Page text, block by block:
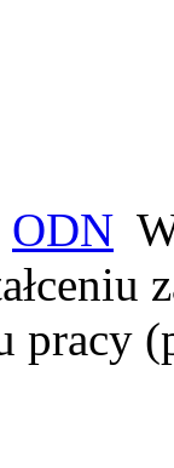
ODN
pracy